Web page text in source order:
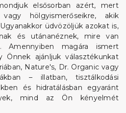
elsősorban azért, mert
hölgyismerőseikre, akik
üdvözöljük azokat is,
és utánanéznek, mire van
Amennyiben magára ismert
Önnek ajánljuk választékunkat
Nature's, Dr. Organic vagy
– illatban, tisztálkodási
és hidratálásban egyaránt
mind az Ön kényelmét